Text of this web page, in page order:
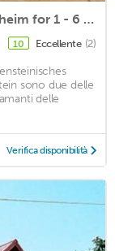
Holiday apartment Flumserberg Bergheim for 1 - 6 persons with 3 bedrooms - Holiday apartment in a tw
10 Eccellente (2)
sono due delle
delle
Verifica disponibilità